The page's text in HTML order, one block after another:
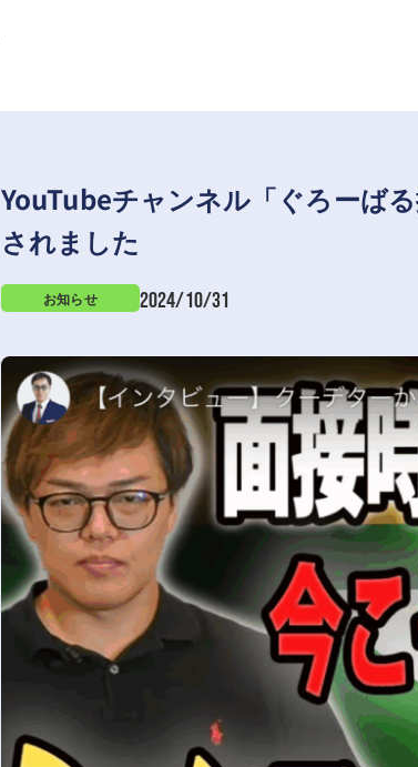
YouTubeチャンネル「ぐろーば
されました
お知らせ 2024/10/31